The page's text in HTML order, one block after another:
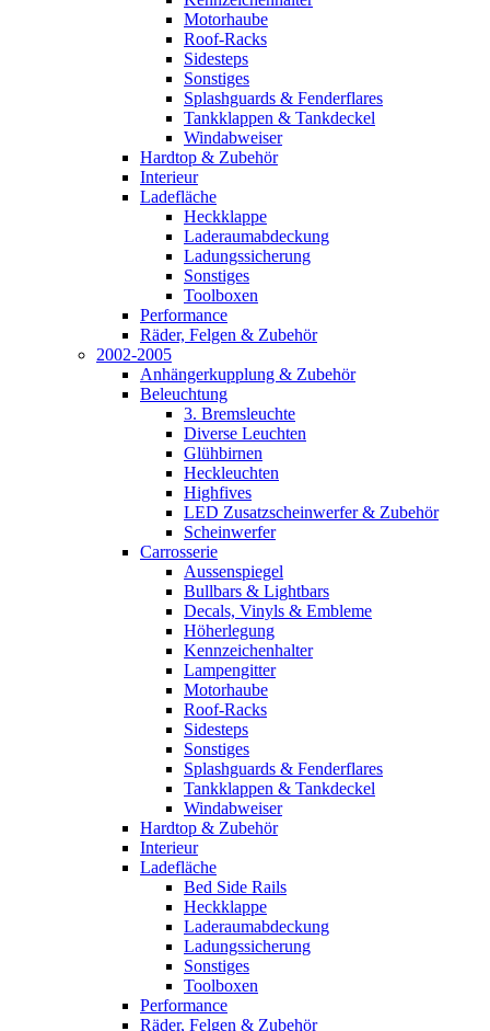
Motorhaube
Roof-Racks
Sidesteps
Sonstiges
Splashguards & Fenderflares
Tankklappen & Tankdeckel
Windabweiser
Hardtop & Zubehör
Interieur
Ladefläche
Heckklappe
Laderaumabdeckung
Ladungssicherung
Sonstiges
Toolboxen
Performance
Räder, Felgen & Zubehör
2002-2005
Anhängerkupplung & Zubehör
Beleuchtung
3. Bremsleuchte
Diverse Leuchten
Glühbirnen
Heckleuchten
Highfives
LED Zusatzscheinwerfer & Zubehör
Scheinwerfer
Carrosserie
Aussenspiegel
Bullbars & Lightbars
Decals, Vinyls & Embleme
Höherlegung
Kennzeichenhalter
Lampengitter
Motorhaube
Roof-Racks
Sidesteps
Sonstiges
Splashguards & Fenderflares
Tankklappen & Tankdeckel
Windabweiser
Hardtop & Zubehör
Interieur
Ladefläche
Bed Side Rails
Heckklappe
Laderaumabdeckung
Ladungssicherung
Sonstiges
Toolboxen
Performance
Räder, Felgen & Zubehör